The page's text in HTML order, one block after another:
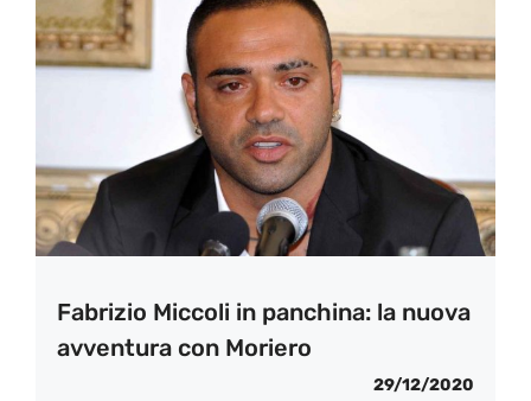
Fabrizio Miccoli in panchina: la nuova
avventura con Moriero
29/12/2020